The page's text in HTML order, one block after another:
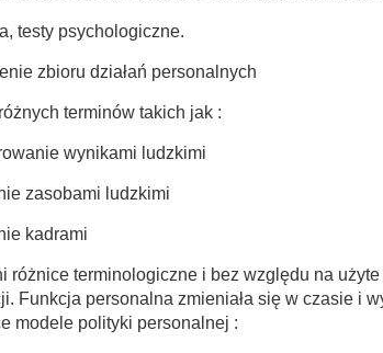
testy psychologiczne.
zbioru działań personalnych
terminów takich jak :
wynikami ludzkimi
zasobami ludzkimi
kadrami
różnice terminologiczne i bez względu na
Funkcja personalna zmieniała się w czasie i
modele polityki personalnej :